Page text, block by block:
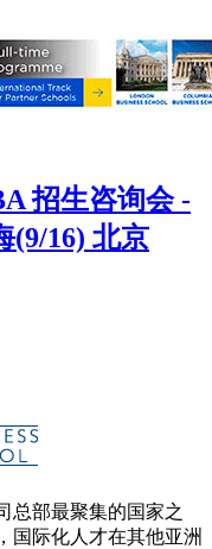
招生咨询会 -
(9/16) 北京
总部最聚集的国家之
国际化人才在其他亚洲